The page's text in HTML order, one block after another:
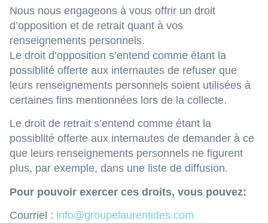
Nous nous engageons à vous offrir un droit
d’opposition et de retrait quant à vos
renseignements personnels.
Le droit d’opposition s’entend comme étant la
possiblité offerte aux internautes de refuser que
leurs renseignements personnels soient utilisées à
certaines fins mentionnées lors de la collecte.
Le droit de retrait s’entend comme étant la
possiblité offerte aux internautes de demander à ce
que leurs renseignements personnels ne figurent
plus, par exemple, dans une liste de diffusion.
Pour pouvoir exercer ces droits, vous pouvez:
Courriel : info@groupelaurentides.com